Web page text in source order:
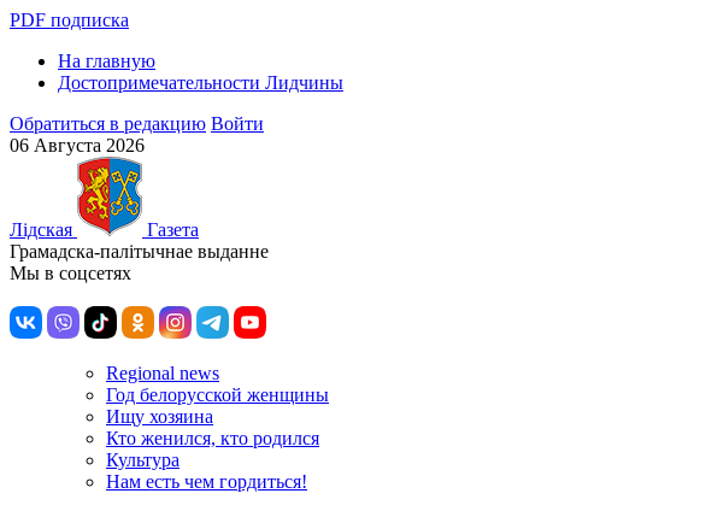
PDF подписка
На главную
Достопримечательности Лидчины
Обратиться в редакцию Войти
06 Августа 2026
Лiдская
Газета
Грамадска-палiтычнае выданне
Мы в соцсетях
Regional news
Год белорусской женщины
Ищу хозяина
Кто женился, кто родился
Культура
Нам есть чем гордиться!